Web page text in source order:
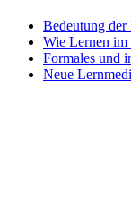
Bedeutung
Wie Lernen
Formales und
Neue